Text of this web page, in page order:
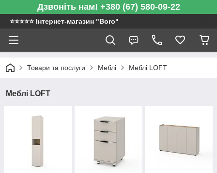
Дзвоніть нам! +380 (67) 580-09-22
⭐️⭐️⭐️⭐️⭐️ Інтернет-магазин "Boro"
Товари та послуги Меблі Меблі LOFT
Меблі LOFT